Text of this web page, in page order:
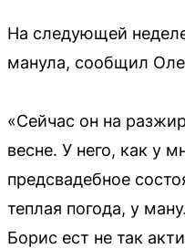
На следующей
манула, сообщил
«Сейчас он на
весне. У него, как у
предсвадебное
теплая погода, у
Борис ест не так